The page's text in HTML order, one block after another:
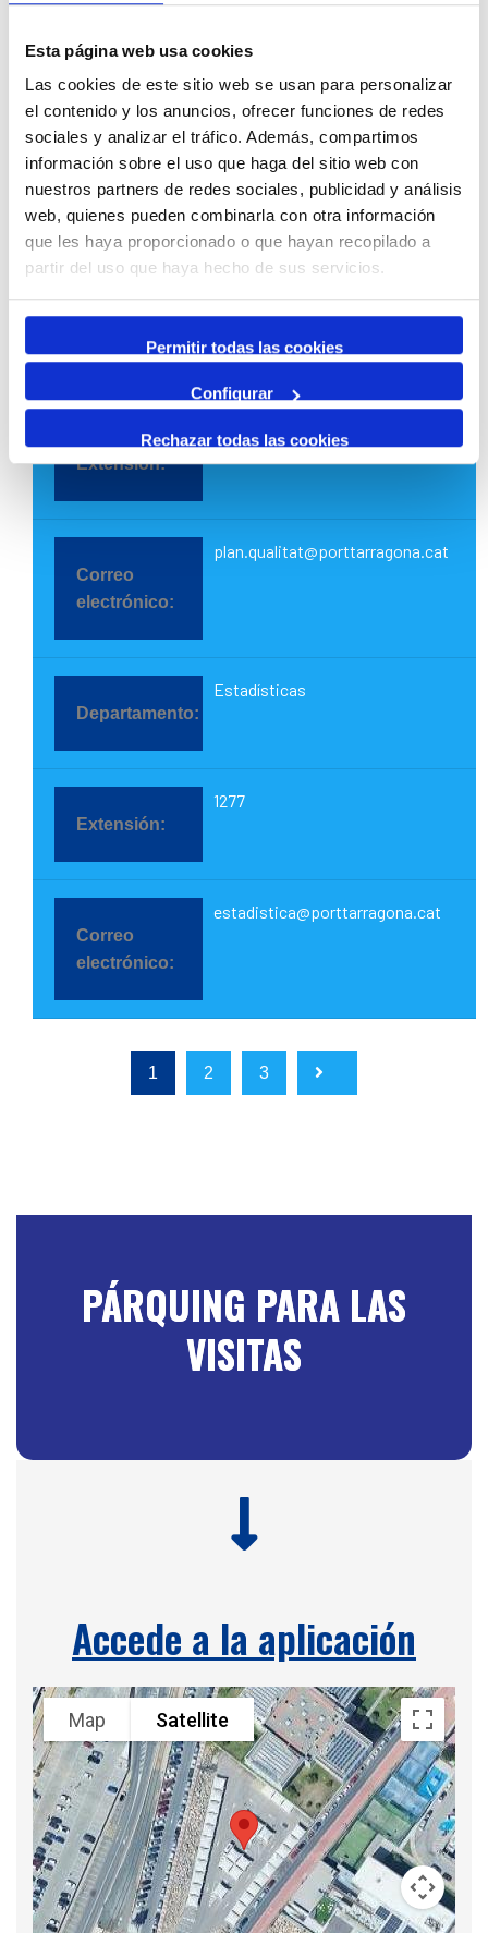
Esta página web usa cookies
Las cookies de este sitio web se usan para personalizar
el contenido y los anuncios, ofrecer funciones de redes
sociales y analizar el tráfico. Además, compartimos
información sobre el uso que haga del sitio web con
nuestros partners de redes sociales, publicidad y análisis
web, quienes pueden combinarla con otra información
que les haya proporcionado o que hayan recopilado a
partir del uso que haya hecho de sus servicios.
Permitir todas las cookies
Configurar
Rechazar todas las cookies
1223 | 1224
mediambient@porttarragona.cat
calidad
1273
plan.qualitat@porttarragona.cat
Estadísticas
1277
estadistica@porttarragona.cat
1 2 3
PÁRQUING PARA LAS
VISITAS
Accede a la aplicación
Map Satellite